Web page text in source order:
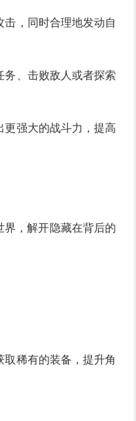
，同时合理地发动自
务、击败敌人或者探索
更强大的战斗力，提高
，解开隐藏在背后的
稀有的装备，提升角